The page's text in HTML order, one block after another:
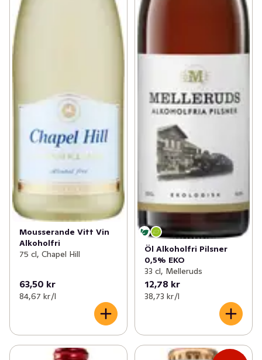
Mousserande Vitt Vin
Alkoholfri
75 cl, Chapel Hill
63,50 kr
84,67 kr /l
Öl Alkoholfri Pilsner
0,5% EKO
33 cl, Melleruds
12,78 kr
38,73 kr /l